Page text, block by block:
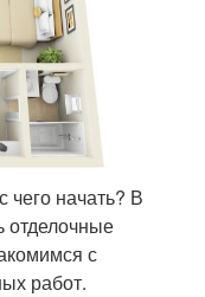
чего начать? В
отделочные
с
работ.